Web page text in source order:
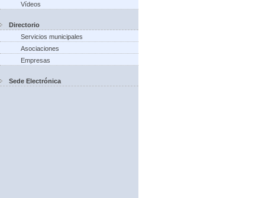
Vídeos
Directorio
Servicios municipales
Asociaciones
Empresas
Sede Electrónica